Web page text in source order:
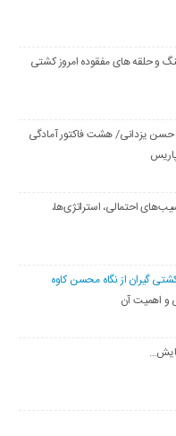
و حلقه های مفقوده امروز کشتی
حسن یزدانی/ هشت فاکتور آمادگی
احتمالی، استراتژی‌ها،
گیران از نگاه محسن کاوه
و اهمیت آن